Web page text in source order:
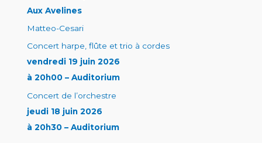
Aux Avelines
Matteo-Cesari
Concert harpe, flûte et trio à cordes
vendredi 19 juin 2026
à 20h00 – Auditorium
Concert de l’orchestre
jeudi 18 juin 2026
à 20h30 – Auditorium